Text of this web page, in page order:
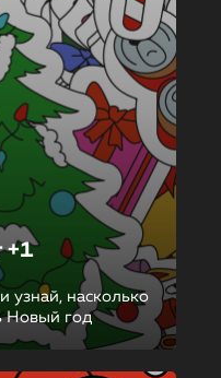
+1
узнай, насколько
Новый год